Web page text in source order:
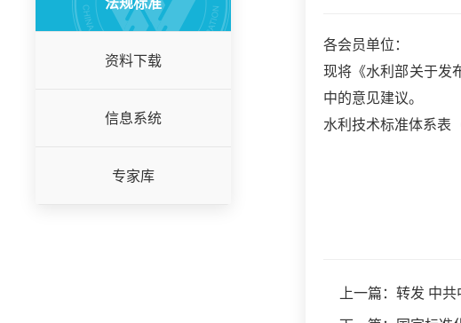
法规标准
资料下载
信息系统
专家库
各会员单位：
现将《水利部关于发
中的意见建议。
水利技术标准体系表
上一篇：转发 中